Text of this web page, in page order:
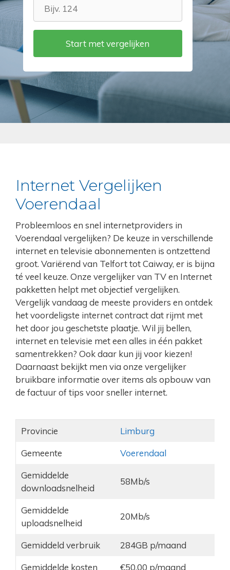
Internet Vergelijken
Voerendaal
Probleemloos en snel internetproviders in
Voerendaal vergelijken? De keuze in verschillende
internet en televisie abonnementen is ontzettend
groot. Variërend van Telfort tot Caiway, er is bijna
té veel keuze. Onze vergelijker van TV en Internet
pakketten helpt met objectief vergelijken.
Vergelijk vandaag de meeste providers en ontdek
het voordeligste internet contract dat rijmt met
het door jou geschetste plaatje. Wil jij bellen,
internet en televisie met een alles in één pakket
samentrekken? Ook daar kun jij voor kiezen!
Daarnaast bekijkt men via onze vergelijker
bruikbare informatie over items als opbouw van
de factuur of tips voor sneller internet.
Provincie Limburg
Gemeente Voerendaal
Gemiddelde
downloadsnelheid
58Mb/s
Gemiddelde
uploadsnelheid
20Mb/s
Gemiddeld verbruik 284GB p/maand
Gemiddelde kosten €50,00 p/maand